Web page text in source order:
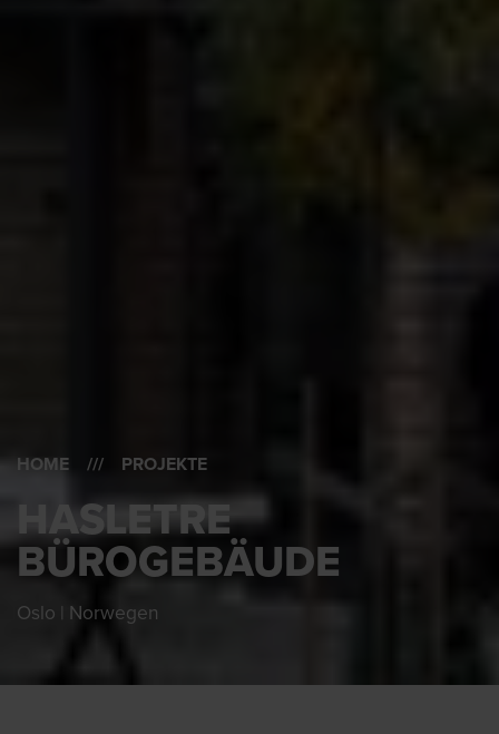
HOME /// PROJEKTE
HASLETRE
BÜROGEBÄUDE
Oslo | Norwegen